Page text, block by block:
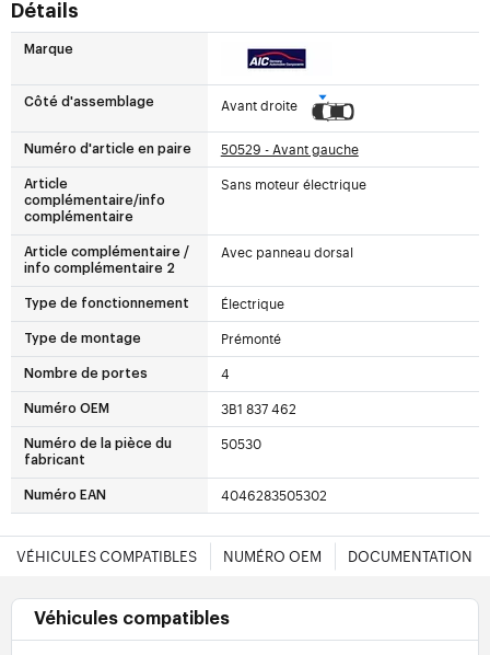
Détails
Marque
Côté d'assemblage Avant droite
Numéro d'article en paire 50529 - Avant gauche
Article
complémentaire/info
complémentaire
Sans moteur électrique
Article complémentaire /
info complémentaire 2
Avec panneau dorsal
Type de fonctionnement Électrique
Type de montage Prémonté
Nombre de portes 4
Numéro OEM 3B1 837 462
Numéro de la pièce du
fabricant
50530
Numéro EAN 4046283505302
VÉHICULES COMPATIBLES NUMÉRO OEM DOCUMENTATION
Véhicules compatibles